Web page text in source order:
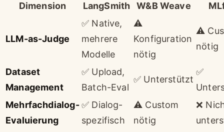
Dimension LangSmith W&B Weave
LLM-as-Judge
✅ Native,
mehrere
Modelle
⚠️
Konfiguration
nötig
⚠️
nötig
Dataset
Management
✅ Upload,
Batch-Eval
✅ Unterstützt
✅
Mehrfachdialog-
Evaluierung
✅ Dialog-
spezifisch
⚠️ Custom
nötig
❌